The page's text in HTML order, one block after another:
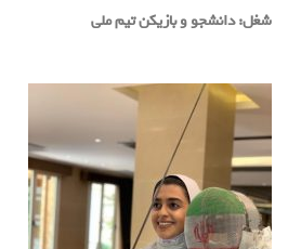
شغل:دانشجو و بازيكن تيم ملى